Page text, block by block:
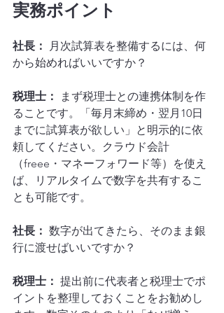
実務ポイント
社長：
月次試算表を整備するには、何
から始めればいいですか？
税理士：
まず税理士との連携体制を作
ることです。「毎月末締め・翌月10日
までに試算表が欲しい」と明示的に依
頼してください。クラウド会計
（freee・マネーフォワード等）を使え
ば、リアルタイムで数字を共有するこ
とも可能です。
社長： 数字が出てきたら、そのまま銀
行に渡せばいいですか？
税理士： 提出前に代表者と税理士でポ
イントを整理しておくことをお勧めし